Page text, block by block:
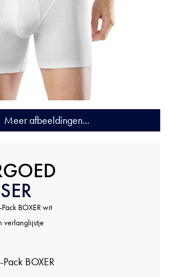
Meer afbeeldingen...
BOXER wit
verlanglijstje
BOXER